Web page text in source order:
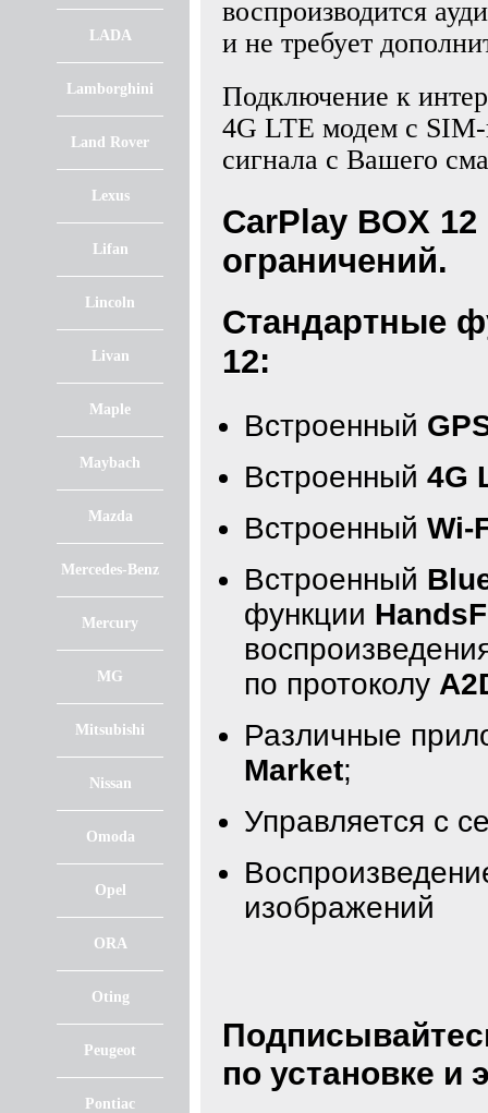
LADA
Lamborghini
Land Rover
Lexus
Lifan
Lincoln
Livan
Maple
Maybach
Mazda
Mercedes-Benz
Mercury
MG
Mitsubishi
Nissan
Omoda
Opel
ORA
Oting
Peugeot
Pontiac
воспроизводится
и не требует
Подключение к
4G LTE модем с
сигнала с Вашего
CarPlay BOX
ограничений.
Стандартные
12:
Встроенный
Встроенный 4G
Встроенный Wi-
Встроенный
функции
по протоколу
Различные
Market;
Управляется с
изображений
по установке и